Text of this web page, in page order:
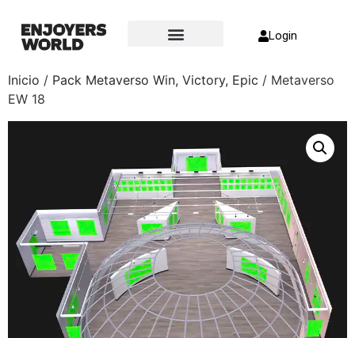
Login
Inicio / Pack Metaverso Win, Victory, Epic / Metaverso
EW 18